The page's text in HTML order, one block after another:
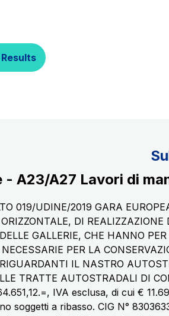
and suppliers
- A23/A27 Lavori di
019/UDINE/2019 GARA
DI
GALLERIE, CHE HANNO
PER LA
IL NASTRO
TRATTE AUTOSTRADALI DI
IVA esclusa, di cui €
soggetti a ribasso. CIG N°